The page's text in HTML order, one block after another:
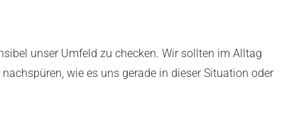
unser Umfeld zu checken. Wir sollten im Alltag
wie es uns gerade in dieser Situation oder